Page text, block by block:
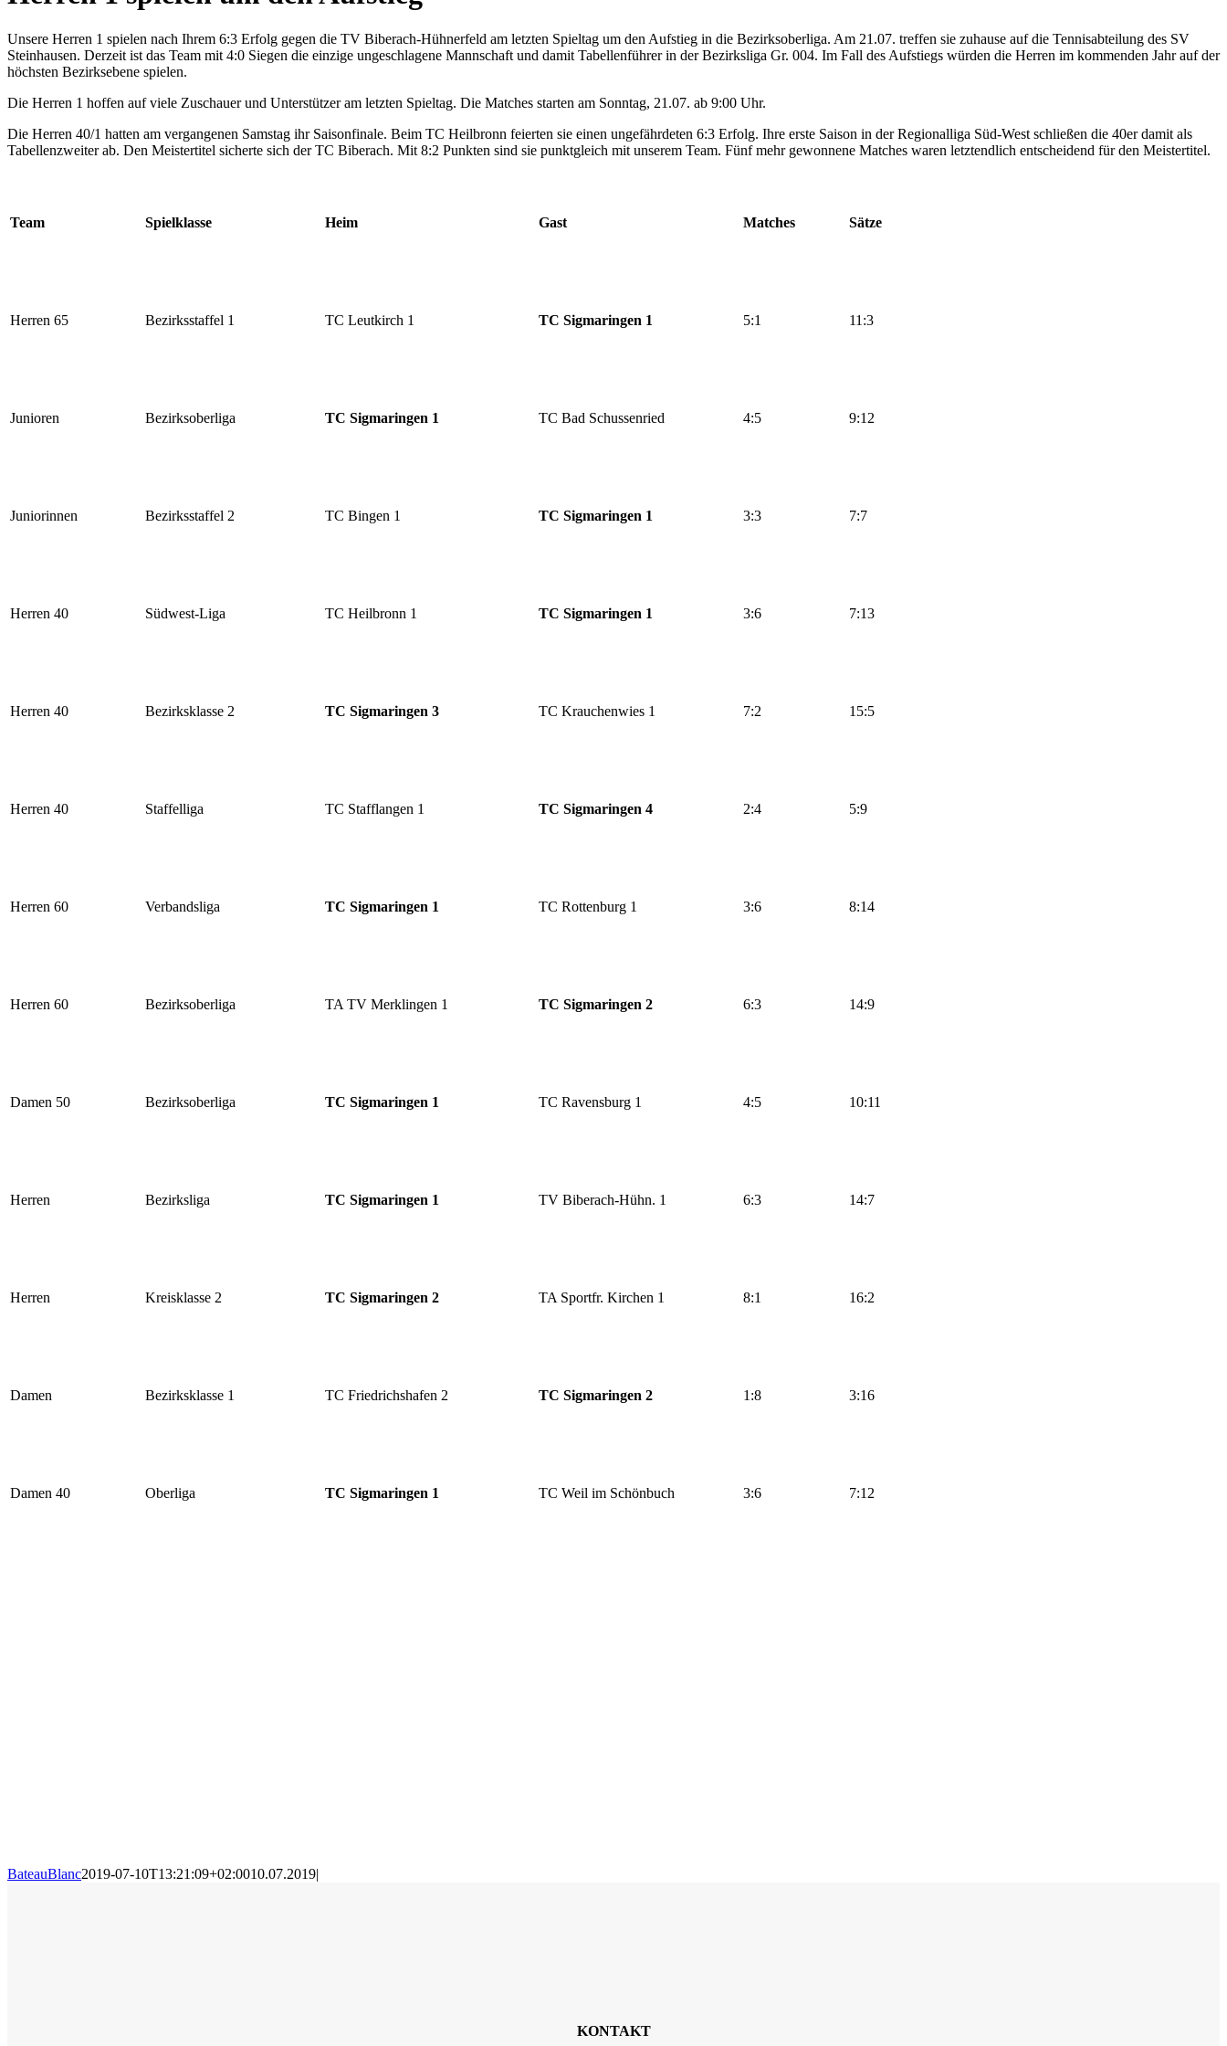
Unsere Herren 1 spielen nach Ihrem 6:3 Erfolg gegen die TV Biberach-Hühnerfeld am letzten Spieltag um den Aufstieg in die Bezirksoberliga. Am 21.07. treffen sie zuhause auf die Tennisabteilung des SV
Steinhausen. Derzeit ist das Team mit 4:0 Siegen die einzige ungeschlagene Mannschaft und damit Tabellenführer in der Bezirksliga Gr. 004. Im Fall des Aufstiegs würden die Herren im kommenden Jahr auf der
höchsten Bezirksebene spielen.
Die Herren 1 hoffen auf viele Zuschauer und Unterstützer am letzten Spieltag. Die Matches starten am Sonntag, 21.07. ab 9:00 Uhr.
Die Herren 40/1 hatten am vergangenen Samstag ihr Saisonfinale. Beim TC Heilbronn feierten sie einen ungefährdeten 6:3 Erfolg. Ihre erste Saison in der Regionalliga Süd-West schließen die 40er damit als
Tabellenzweiter ab. Den Meistertitel sicherte sich der TC Biberach. Mit 8:2 Punkten sind sie punktgleich mit unserem Team. Fünf mehr gewonnene Matches waren letztendlich entscheidend für den Meistertitel.
Team Spielklasse Heim Gast Matches Sätze
Herren 65 Bezirksstaffel 1 TC Leutkirch 1 TC Sigmaringen 1 5:1 11:3
Junioren Bezirksoberliga TC Sigmaringen 1 TC Bad Schussenried 4:5 9:12
Juniorinnen Bezirksstaffel 2 TC Bingen 1 TC Sigmaringen 1 3:3 7:7
Herren 40 Südwest-Liga TC Heilbronn 1 TC Sigmaringen 1 3:6 7:13
Herren 40 Bezirksklasse 2 TC Sigmaringen 3 TC Krauchenwies 1 7:2 15:5
Herren 40 Staffelliga TC Stafflangen 1 TC Sigmaringen 4 2:4 5:9
Herren 60 Verbandsliga TC Sigmaringen 1 TC Rottenburg 1 3:6 8:14
Herren 60 Bezirksoberliga TA TV Merklingen 1 TC Sigmaringen 2 6:3 14:9
Damen 50 Bezirksoberliga TC Sigmaringen 1 TC Ravensburg 1 4:5 10:11
Herren Bezirksliga TC Sigmaringen 1 TV Biberach-Hühn. 1 6:3 14:7
Herren Kreisklasse 2 TC Sigmaringen 2 TA Sportfr. Kirchen 1 8:1 16:2
Damen Bezirksklasse 1 TC Friedrichshafen 2 TC Sigmaringen 2 1:8 3:16
Damen 40 Oberliga TC Sigmaringen 1 TC Weil im Schönbuch 3:6 7:12
BateauBlanc2019-07-10T13:21:09+02:0010.07.2019|
KONTAKT